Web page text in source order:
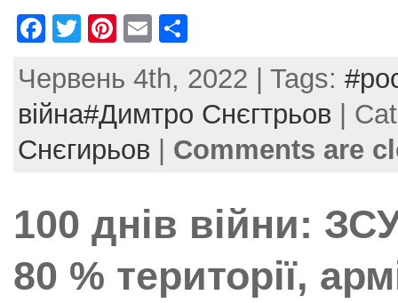
F
c
e
b
k
T
itt
er
Pi
er
e
st
E
ai
l
ar
e
Червень 4th, 2022 | Tags:
війна#Димтро Снєгтрьов |
Снєгирьов
Comments are
100 днів війни:
80 % території,